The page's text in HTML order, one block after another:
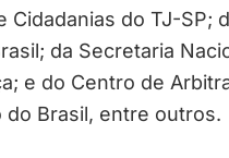
Cidadanias do TJ-SP;
da Secretaria
e do Centro de
do Brasil, entre outros.